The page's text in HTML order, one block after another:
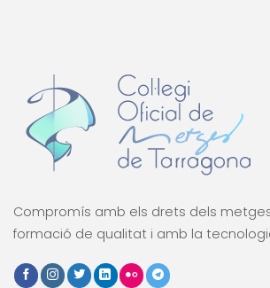
Compromís amb els drets dels
formació de qualitat i amb la